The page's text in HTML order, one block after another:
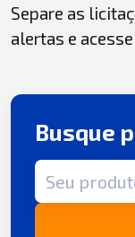
Separe as
alertas e
Busque
Termo de busca